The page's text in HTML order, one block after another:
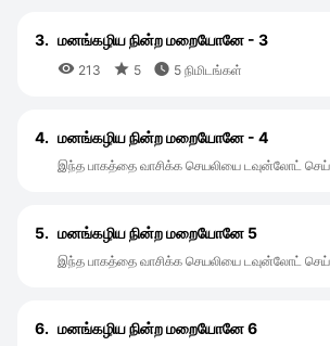
3. மனங்கழிய நின்ற மறையோனே - 3
 213  5  5 நிமிடங்கள்
4. மனங்கழிய நின்ற மறையோனே - 4
இந்த பாகத்தை வாசிக்க செயலியை டவுன்லோட்
5. மனங்கழிய நின்ற மறையோனே 5
இந்த பாகத்தை வாசிக்க செயலியை டவுன்லோட்
6. மனங்கழிய நின்ற மறையோனே 6